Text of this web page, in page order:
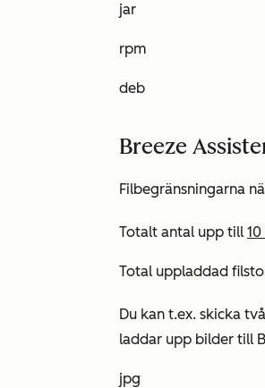
jar
rpm
deb
Breeze
Filbegränsningarna
Totalt antal upp till
Total uppladdad
Du kan t.ex. skicka
laddar upp bilder till
jpg